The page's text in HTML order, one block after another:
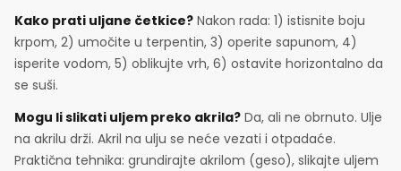
Kako prati uljane četkice? Nakon rada: 1) istisnite boju
krpom, 2) umočite u terpentin, 3) operite sapunom, 4)
isperite vodom, 5) oblikujte vrh, 6) ostavite horizontalno da
se suši.
Mogu li slikati uljem preko akrila? Da, ali ne obrnuto. Ulje
na akrilu drži. Akril na ulju se neće vezati i otpadaće.
Praktična tehnika: grundirajte akrilom (geso), slikajte uljem